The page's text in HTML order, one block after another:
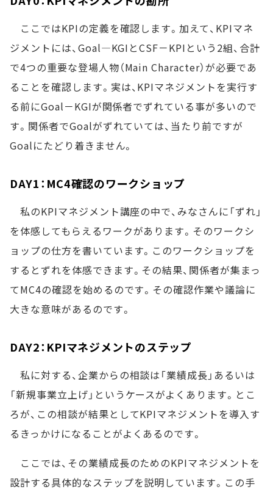
ここではKPIの定義を確認します。加えて、KPIマネ
ジメントには、Goal―KGIとCSF－KPIという2組、合計
で4つの重要な登場人物（Main Character）が必要であ
ることを確認します。実は、KPIマネジメントを実行す
る前にGoal－KGIが関係者でずれている事が多いので
す。関係者でGoalがずれていては、当たり前ですが
Goalにたどり着きません。
DAY1：MC4確認のワークショップ
私のKPIマネジメント講座の中で、みなさんに「ずれ」
を体感してもらえるワークがあります。そのワークシ
ョップの仕方を書いています。このワークショップを
するとずれを体感できます。その結果、関係者が集まっ
てMC4の確認を始めるのです。その確認作業や議論に
大きな意味があるのです。
DAY2：KPIマネジメントのステップ
私に対する、企業からの相談は「業績成長」あるいは
「新規事業立上げ」というケースがよくあります。とこ
ろが、この相談が結果としてKPIマネジメントを導入す
るきっかけになることがよくあるのです。
ここでは、その業績成長のためのKPIマネジメントを
設計する具体的なステップを説明しています。この手